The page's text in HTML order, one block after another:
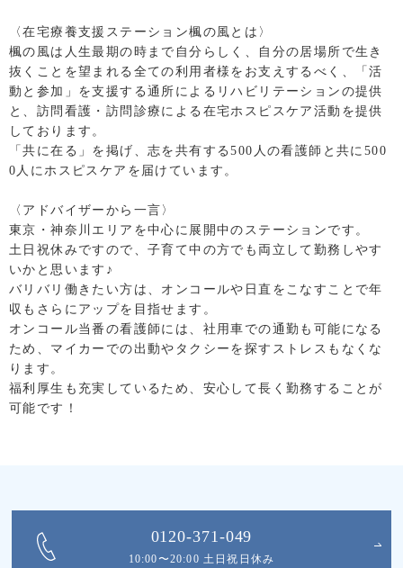
〈在宅療養支援ステーション楓の風とは〉
楓の風は人生最期の時まで自分らしく、自分の居場所で生き
抜くことを望まれる全ての利用者様をお支えするべく、「活
動と参加」を支援する通所によるリハビリテーションの提供
と、訪問看護・訪問診療による在宅ホスピスケア活動を提供
しております。
「共に在る」を掲げ、志を共有する500人の看護師と共に500
0人にホスピスケアを届けています。
〈アドバイザーから一言〉
東京・神奈川エリアを中心に展開中のステーションです。
土日祝休みですので、子育て中の方でも両立して勤務しやす
いかと思います♪
バリバリ働きたい方は、オンコールや日直をこなすことで年
収もさらにアップを目指せます。
オンコール当番の看護師には、社用車での通勤も可能になる
ため、マイカーでの出動やタクシーを探すストレスもなくな
ります。
福利厚生も充実しているため、安心して長く勤務することが
可能です！
0120-371-049
10:00〜20:00 土日祝日休み